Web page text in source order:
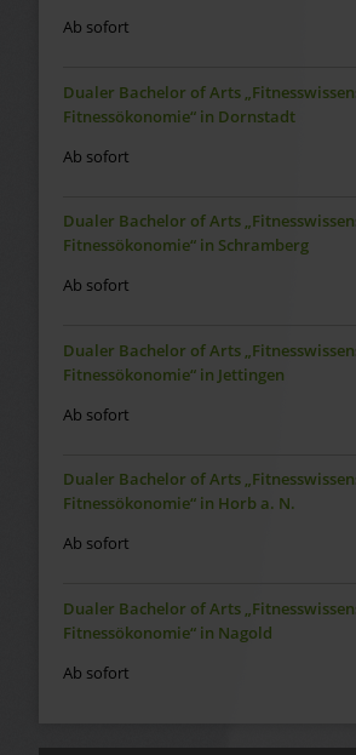
Ab sofort
Dualer Bachelor of Arts
Fitnessökonomie“ in Dornstadt
Ab sofort
Dualer Bachelor of Arts
Fitnessökonomie“ in Schramberg
Ab sofort
Dualer Bachelor of Arts
Fitnessökonomie“ in Jettingen
Ab sofort
Dualer Bachelor of Arts
Fitnessökonomie“ in Horb a. N.
Ab sofort
Dualer Bachelor of Arts
Fitnessökonomie“ in Nagold
Ab sofort